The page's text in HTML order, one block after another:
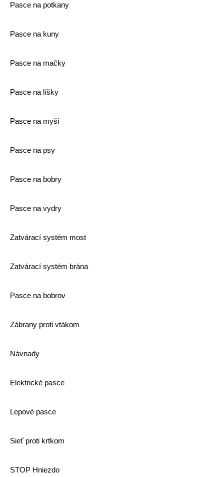
Pasce na potkany
Pasce na kuny
Pasce na mačky
Pasce na líšky
Pasce na myši
Pasce na psy
Pasce na bobry
Pasce na vydry
Zatvárací systém most
Zatvárací systém brána
Pasce na bobrov
Zábrany proti vtákom
Návnady
Elektrické pasce
Lepové pasce
Sieť proti krtkom
STOP Hniezdo